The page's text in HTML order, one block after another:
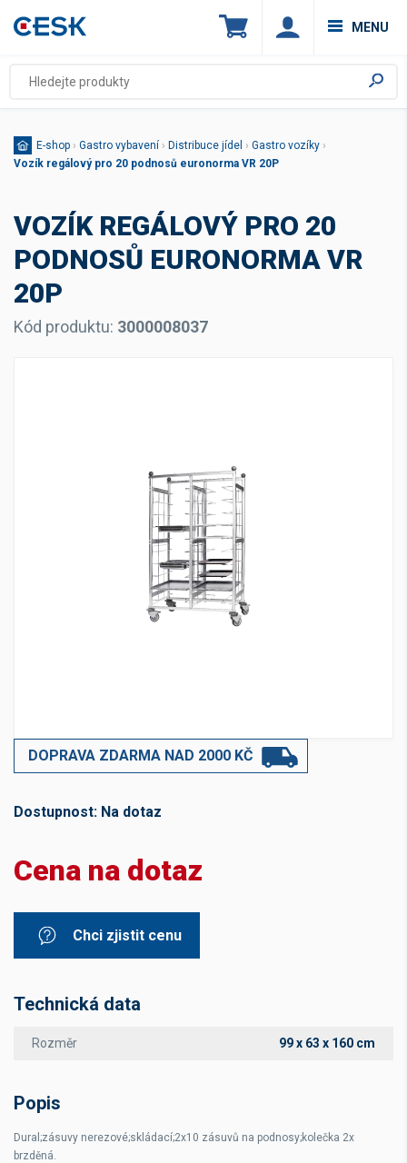
MENU
E-shop › Gastro vybavení › Distribuce jídel › Gastro vozíky ›
Vozík regálový pro 20 podnosů euronorma VR 20P
VOZÍK REGÁLOVÝ PRO 20
PODNOSŮ EURONORMA VR
20P
Kód produktu: 3000008037
DOPRAVA ZDARMA NAD 2000 KČ
Dostupnost: Na dotaz
Cena na dotaz
Chci zjistit cenu
Technická data
Rozměr 99 x 63 x 160 cm
Popis
Dural;zásuvy nerezové;skládací;2x10 zásuvů na podnosy;kolečka 2x
brzděná.